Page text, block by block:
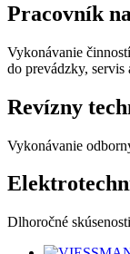
Pracovník
Vykonávanie
do prevádzky, servis
Revízny
Vykonávanie
Dlhoročné